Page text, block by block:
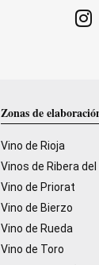
Zonas de
Vino de Rioja
Vinos de Ribera del
Vino de Priorat
Vino de Bierzo
Vino de Rueda
Vino de Toro